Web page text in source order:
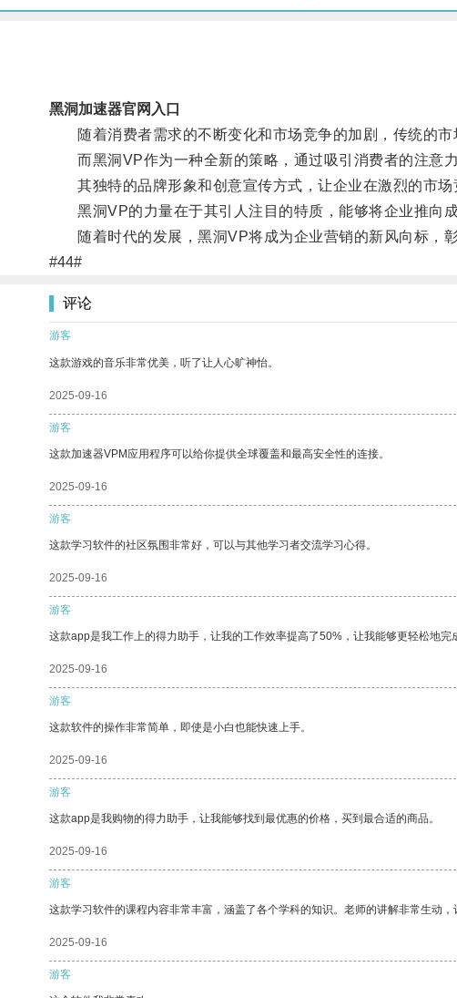
黑洞加速器官网入口
随着消费者需求的不断变化和市场竞争的加剧，传统的市
而黑洞VP作为一种全新的策略，通过吸引消费者的注意力
其独特的品牌形象和创意宣传方式，让企业在激烈的市场
黑洞VP的力量在于其引人注目的特质，能够将企业推向成
随着时代的发展，黑洞VP将成为企业营销的新风向标，彰
#44#
评论
游客
这款游戏的音乐非常优美，听了让人心旷神怡。
2025-09-16
游客
这款加速器VPM应用程序可以给你提供全球覆盖和最高安全性的连接。
2025-09-16
游客
这款学习软件的社区氛围非常好，可以与其他学习者交流学习心得。
2025-09-16
游客
这款app是我工作上的得力助手，让我的工作效率提高了50%，让我能够更轻松地完
2025-09-16
游客
这款软件的操作非常简单，即使是小白也能快速上手。
2025-09-16
游客
这款app是我购物的得力助手，让我能够找到最优惠的价格，买到最合适的商品。
2025-09-16
游客
这款学习软件的课程内容非常丰富，涵盖了各个学科的知识。老师的讲解非常生动，
2025-09-16
游客